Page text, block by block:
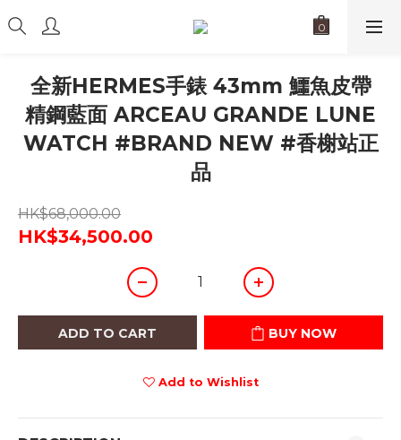
全新HERMES手錶 43mm 鱷魚皮帶
精鋼藍面 ARCEAU GRANDE LUNE
WATCH #BRAND NEW #香榭站正
品
HK$68,000.00
HK$34,500.00
ADD TO CART BUY NOW
Add to Wishlist